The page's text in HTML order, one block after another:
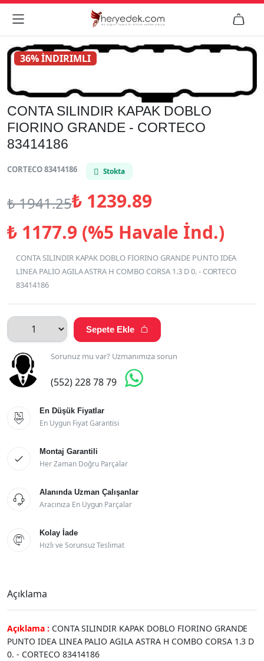
 
36% İNDIRIMLI
CONTA SILINDIR KAPAK DOBLO
FIORINO GRANDE - CORTECO
83414186
CORTECO 83414186 Stokta
₺1941.25₺1239.89
₺1177.9 (%5 Havale İnd.)
CONTA SILINDIR KAPAK DOBLO FIORINO GRANDE PUNTO IDEA
LINEA PALIO AGILA ASTRA H COMBO CORSA 1.3 D 0. - CORTECO
83414186
Sepete Ekle 
Sorunuz mu var? Uzmanımıza sorun
(552) 228 78 79 

En Düşük Fiyatlar
En Uygun Fiyat Garantisi

Montaj Garantili
Her Zaman Doğru Parçalar

Alanında Uzman Çalışanlar
Aracınıza En Uygun Parçalar

Kolay İade
Hızlı ve Sorunsuz Teslimat
Açıklama
Açıklama : CONTA SILINDIR KAPAK DOBLO FIORINO GRANDE
PUNTO IDEA LINEA PALIO AGILA ASTRA H COMBO CORSA 1.3 D
0. - CORTECO 83414186